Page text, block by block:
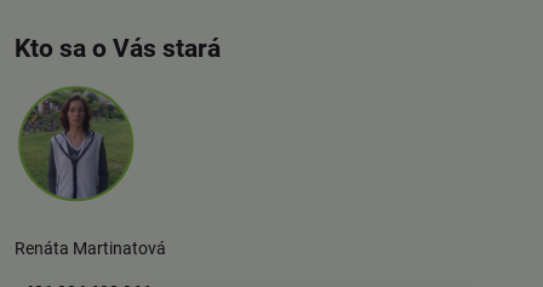
Kto sa o Vás stará
Renáta Martinatová